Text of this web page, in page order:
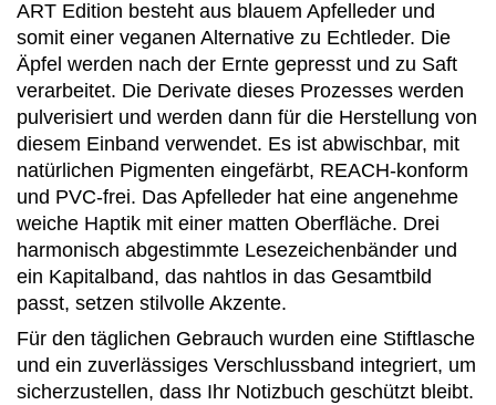
ART Edition besteht aus blauem Apfelleder und
somit einer veganen Alternative zu Echtleder. Die
Äpfel werden nach der Ernte gepresst und zu Saft
verarbeitet. Die Derivate dieses Prozesses werden
pulverisiert und werden dann für die Herstellung von
diesem Einband verwendet. Es ist abwischbar, mit
natürlichen Pigmenten eingefärbt, REACH-konform
und PVC-frei. Das Apfelleder hat eine angenehme
weiche Haptik mit einer matten Oberfläche. Drei
harmonisch abgestimmte Lesezeichenbänder und
ein Kapitalband, das nahtlos in das Gesamtbild
passt, setzen stilvolle Akzente.
Für den täglichen Gebrauch wurden eine Stiftlasche
und ein zuverlässiges Verschlussband integriert, um
sicherzustellen, dass Ihr Notizbuch geschützt bleibt.